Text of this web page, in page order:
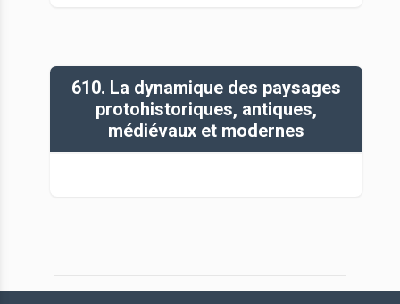
610. La dynamique des paysages
protohistoriques, antiques,
médiévaux et modernes